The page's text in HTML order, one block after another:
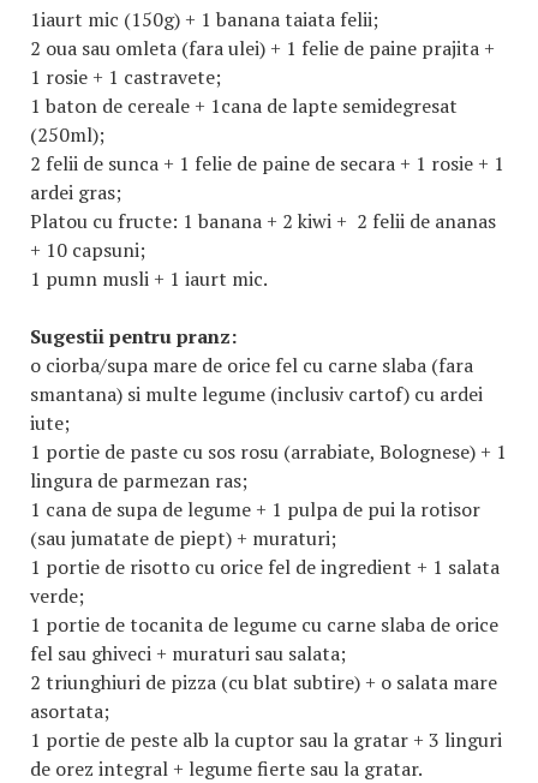
1iaurt mic (150g) + 1 banana taiata felii;
2 oua sau omleta (fara ulei) + 1 felie de paine prajita +
1 rosie + 1 castravete;
1 baton de cereale + 1cana de lapte semidegresat
(250ml);
2 felii de sunca + 1 felie de paine de secara + 1 rosie + 1
ardei gras;
Platou cu fructe: 1 banana + 2 kiwi + 2 felii de ananas
+ 10 capsuni;
1 pumn musli + 1 iaurt mic.
Sugestii pentru pranz:
o ciorba/supa mare de orice fel cu carne slaba (fara
smantana) si multe legume (inclusiv cartof) cu ardei
iute;
1 portie de paste cu sos rosu (arrabiate, Bolognese) + 1
lingura de parmezan ras;
1 cana de supa de legume + 1 pulpa de pui la rotisor
(sau jumatate de piept) + muraturi;
1 portie de risotto cu orice fel de ingredient + 1 salata
verde;
1 portie de tocanita de legume cu carne slaba de orice
fel sau ghiveci + muraturi sau salata;
2 triunghiuri de pizza (cu blat subtire) + o salata mare
asortata;
1 portie de peste alb la cuptor sau la gratar + 3 linguri
de orez integral + legume fierte sau la gratar.